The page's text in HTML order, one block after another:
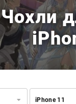
Чохли
iPhone 11